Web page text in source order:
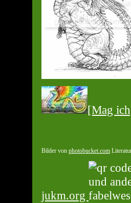
[Mag
Bilder von photobucket.com
jukm.org